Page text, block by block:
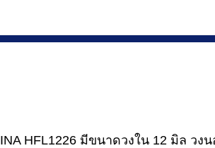
INA HFL1226 มีขนาดวงใน 12 มิล ว